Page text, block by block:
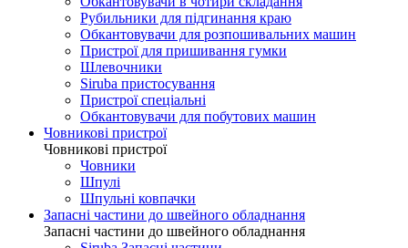
Рубильники для підгинання краю
Обкантовувачи для розпошивальних машин
Пристрої для пришивання гумки
Шлевочники
Siruba пристосування
Пристрої спеціальні
Обкантовувачи для побутових машин
Човникові пристрої
Човникові пристрої
Човники
Шпулі
Шпульні ковпачки
Запасні частини до швейного обладнання
Запасні частини до швейного обладнання